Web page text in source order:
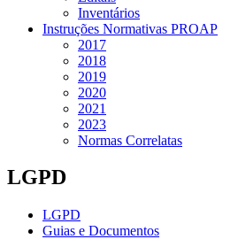
Inventários
Instruções Normativas PROAP
2017
2018
2019
2020
2021
2023
Normas Correlatas
LGPD
LGPD
Guias e Documentos